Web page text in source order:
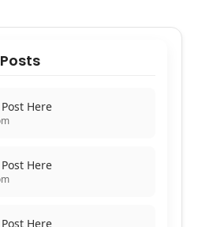
Here
Here
Here